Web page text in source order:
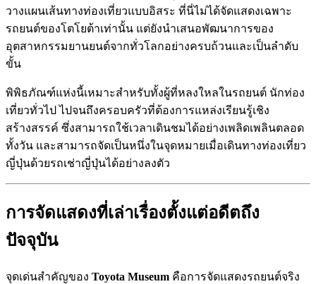
วางแผนเส้นทางท่องเที่ยวแบบอิสระ ที่นี่ไม่ได้จัดแสดงเฉพาะ
รถยนต์ของโตโยต้าเท่านั้น แต่ยังนำเสนอพัฒนาการของ
อุตสาหกรรมยานยนต์จากทั่วโลกอย่างครบถ้วนและเป็นลำดับ
ขั้น
พิพิธภัณฑ์แห่งนี้เหมาะสำหรับทั้งผู้ที่หลงใหลในรถยนต์ นักท่อง
เที่ยวทั่วไป ไปจนถึงครอบครัวที่ต้องการแหล่งเรียนรู้เชิง
สร้างสรรค์ ซึ่งสามารถใช้เวลาเดินชมได้อย่างเพลิดเพลินตลอด
ทั้งวัน และสามารถจัดเป็นหนึ่งในจุดหมายเมื่อเดินทางท่องเที่ยว
ญี่ปุ่นด้วยรถเช่าญี่ปุ่นได้อย่างลงตัว
การจัดแสดงที่เล่าเรื่องตั้งแต่อดีตถึง
ปัจจุบัน
จุดเด่นสำคัญของ Toyota Museum คือการจัดแสดงรถยนต์จริง